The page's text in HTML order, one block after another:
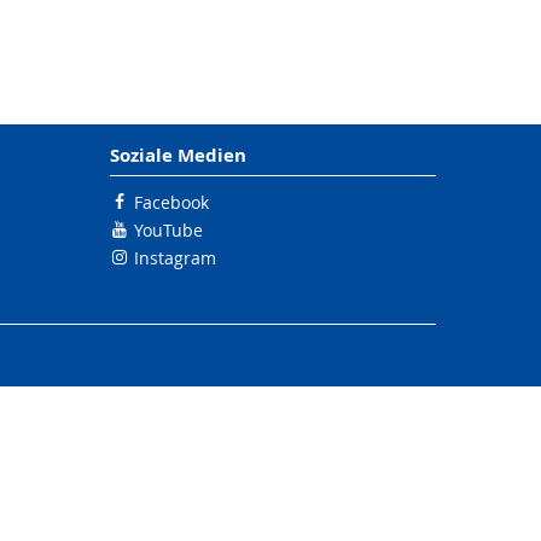
Soziale Medien
Facebook
YouTube
Instagram